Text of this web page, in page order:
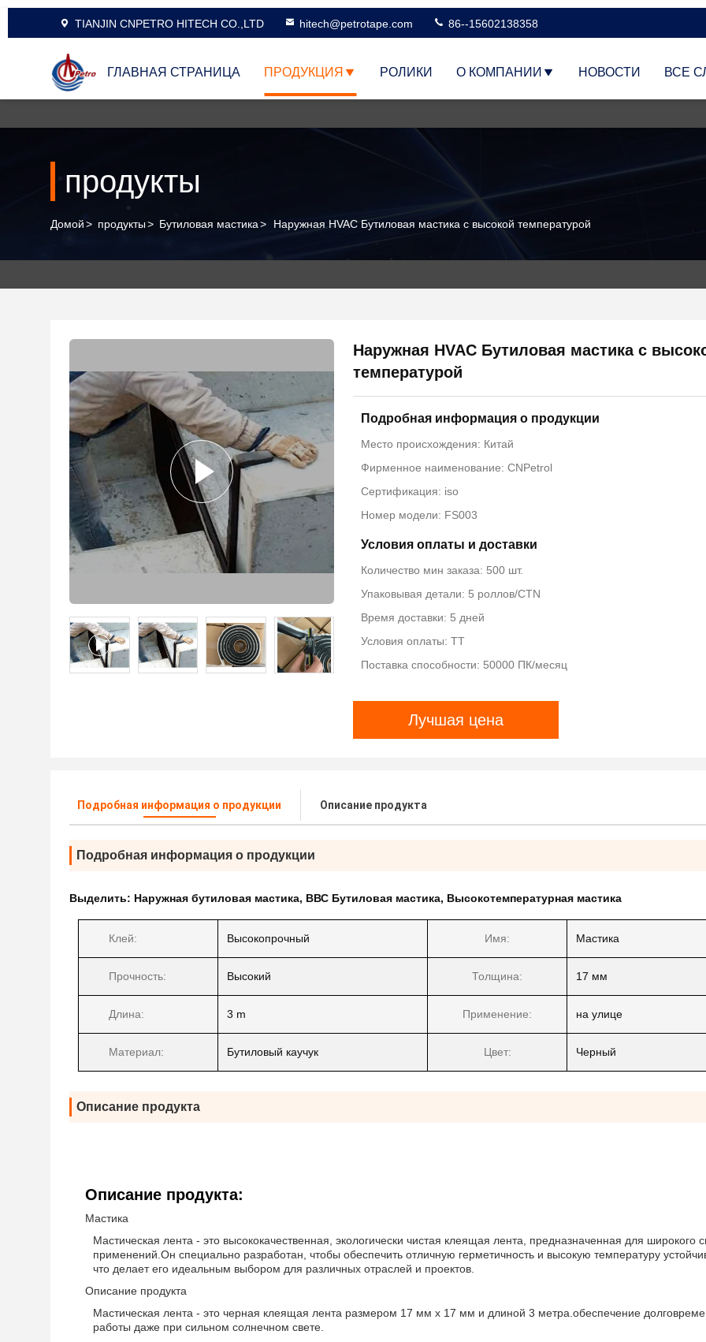
TIANJIN CNPETRO HITECH CO.,LTD hitech@petrotape.com 86--15602138358
ГЛАВНАЯ СТРАНИЦА ПРОДУКЦИЯ РОЛИКИ О КОМПАНИИ НОВОСТИ ВСЕ
продукты
Домой> продукты> Бутиловая мастика> Наружная HVAC Бутиловая мастика с высокой температурой
Наружная HVAC Бутиловая мастика с
температурой
Подробная информация о продукции
Место происхождения: Китай
Фирменное наименование: CNPetrol
Сертификация: iso
Номер модели: FS003
Условия оплаты и доставки
Количество мин заказа: 500 шт.
Упаковывая детали: 5 роллов/CTN
Время доставки: 5 дней
Условия оплаты: ТТ
Поставка способности: 50000 ПК/месяц
Лучшая цена
Подробная информация о продукции Описание продукта
Подробная информация о продукции
Выделить: Наружная бутиловая мастика, ВВС Бутиловая мастика, Высокотемпературная мастика
Клей: Высокопрочный Имя: Мастика
Прочность: Высокий Толщина: 17 мм
Длина: 3 m Применение: на улице
Материал: Бутиловый каучук Цвет: Черный
Описание продукта
Описание продукта:
Мастика
Мастическая лента - это высококачественная, экологически чистая клеящая лента, предназначенная для широкого
применений.Он специально разработан, чтобы обеспечить отличную герметичность и высокую температуру
что делает его идеальным выбором для различных отраслей и проектов.
Описание продукта
Мастическая лента - это черная клеящая лента размером 17 мм х 17 мм и длиной 3 метра.обеспечение
работы даже при сильном солнечном свете.